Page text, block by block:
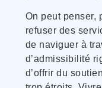
On peut penser,
refuser des
de naviguer à
d’admissibilité
d’offrir du